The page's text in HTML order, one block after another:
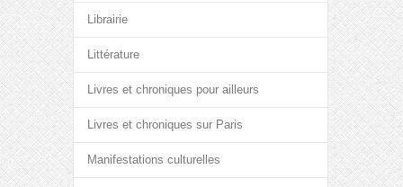
Librairie
Littérature
Livres et chroniques pour ailleurs
Livres et chroniques sur Paris
Manifestations culturelles